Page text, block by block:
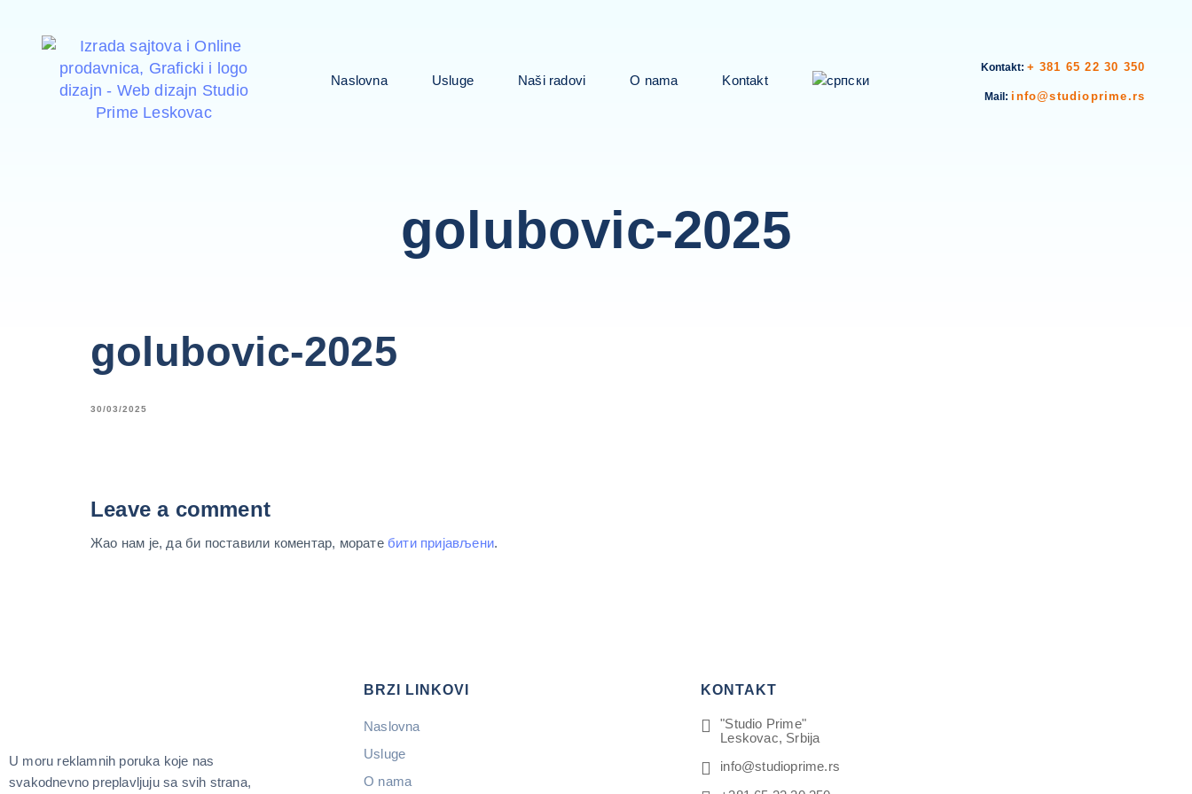
Naslovna Usluge Naši radovi O nama Kontakt
Kontakt: + 381 65 22 30 350
Mail:info@studioprime.rs
golubovic-2025
golubovic-2025
30/03/2025
Leave a comment
Жао нам је, да би поставили коментар, морате бити пријављени.
U moru reklamnih poruka koje nas
svakodnevno preplavljuju sa svih strana,
BRZI LINKOVI
Naslovna
Usluge
O nama
KONTAKT
"Studio Prime"
Leskovac, Srbija
info@studioprime.rs